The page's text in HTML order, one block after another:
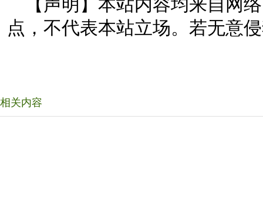
【声明】本站内容均来自网
点，不代表本站立场。若无意
相关内容